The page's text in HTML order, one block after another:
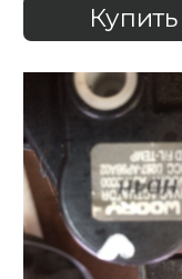
Купить